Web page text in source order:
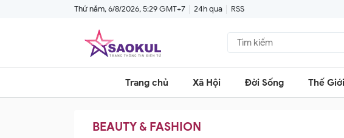
Thứ năm, 6/8/2026, 5:29 GMT+7 24h qua RSS
Trang chủ Xã Hội Đời Sống Thế Giới
BEAUTY & FASHION